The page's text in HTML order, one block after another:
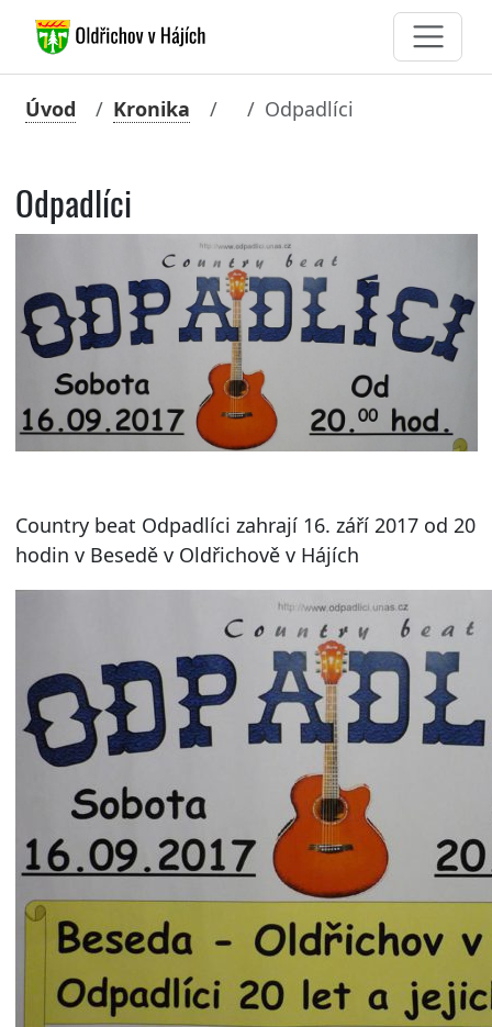
Úvod Kronika Odpadlíci
Odpadlíci
Country beat Odpadlíci zahrají 16. září 2017 od 20
hodin v Besedě v Oldřichově v Hájích